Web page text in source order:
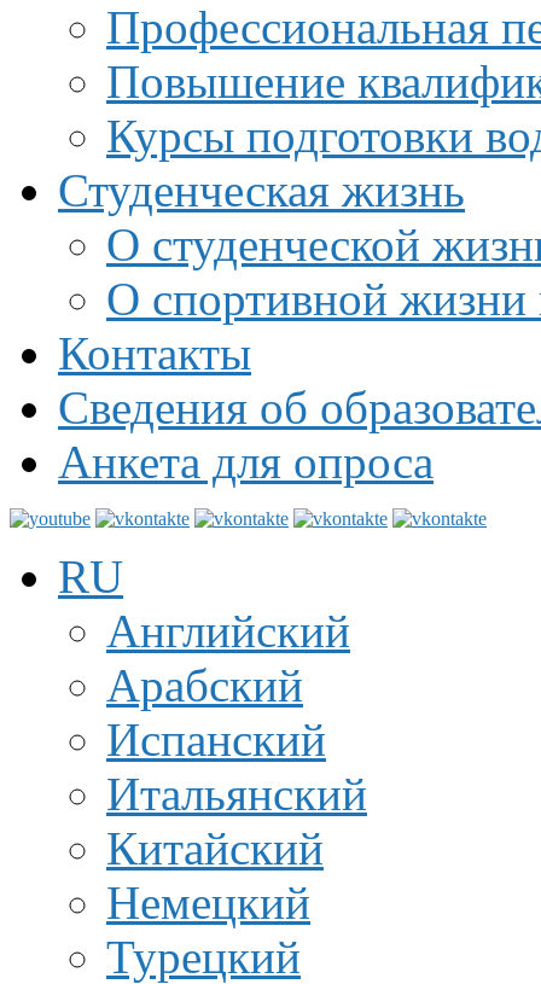
Профессиональная
Повышение
Курсы подготовки
Студенческая жизнь
О студенческой
О спортивной жизни
Контакты
Сведения об
Анкета для опроса
RU
Английский
Арабский
Испанский
Итальянский
Китайский
Немецкий
Турецкий